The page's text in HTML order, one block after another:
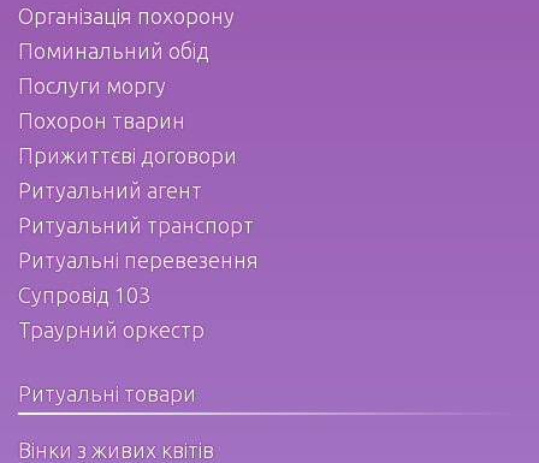
Організація похорону
Поминальний обід
Послуги моргу
Похорон тварин
Прижиттєві договори
Ритуальний агент
Ритуальний транспорт
Ритуальні перевезення
Супровід 103
Траурний оркестр
Ритуальні товари
Вінки з живих квітів